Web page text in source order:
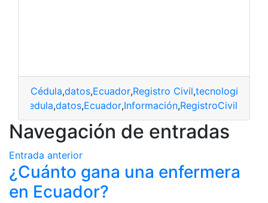
Cédula,datos,Ecuador,Registro Civil,tecnología
cedula,datos,Ecuador,Información,RegistroCivil
Navegación de entradas
Entrada anterior
¿Cuánto gana una enfermera
en Ecuador?